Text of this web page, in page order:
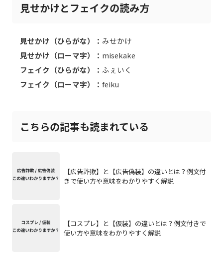
見せかけとフェイクの読み方
見せかけ（ひらがな）： みせかけ
見せかけ（ローマ字）： misekake
フェイク（ひらがな）： ふぇいく
フェイク（ローマ字）： feiku
こちらの記事も読まれている
【広告詐欺】と【広告偽装】の違いとは？例文付
きで使い方や意味をわかりやすく解説
【コスプレ】と【仮装】の違いとは？例文付きで
使い方や意味をわかりやすく解説